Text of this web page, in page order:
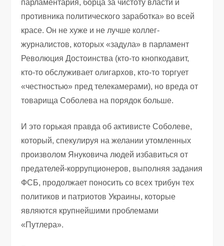
парламентария, борца за чистоту власти и
противника политического заработка» во всей
красе. Он не хуже и не лучше коллег-
журналистов, которых «задула» в парламент
Революция Достоинства (кто-то кнопкодавит,
кто-то обслуживает олигархов, кто-то торгует
«честностью» пред телекамерами), но вреда от
товарища Соболева на порядок больше.
И это горькая правда об активисте Соболеве,
который, спекулируя на желании утомленных
произволом Януковича людей избавиться от
предателей-коррупционеров, выполняя задания
ФСБ, продолжает поносить со всех трибун тех
политиков и патриотов Украины, которые
являются крупнейшими проблемами
«Путлера».